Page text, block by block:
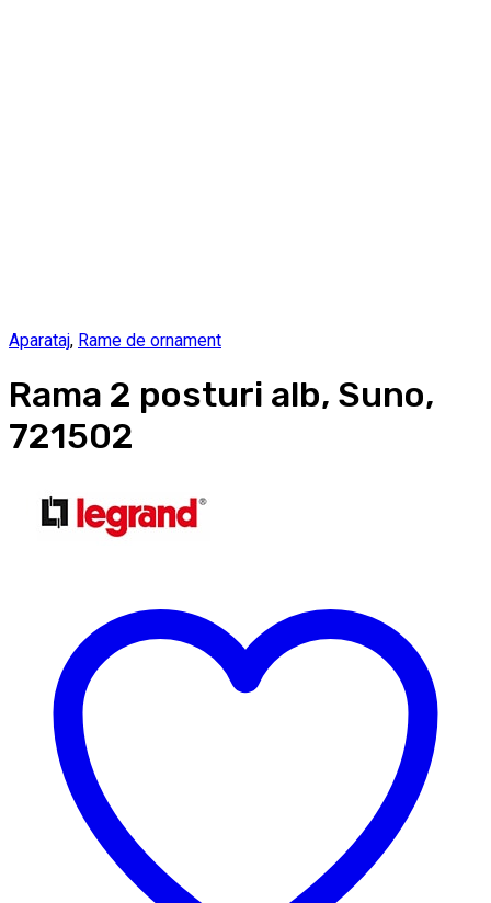
Aparataj, Rame de ornament
Rama 2 posturi alb, Suno,
721502